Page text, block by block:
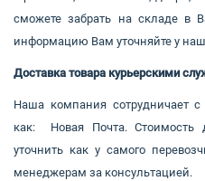
+380 (67)
+380 (95)
сможете забрать на складе в
информацию Вам уточняйте у
Доставка товара курьерскими
Наша компания сотрудничает
как: Новая Почта. Стоимость
уточнить как у самого
менеджерам за консультацией.